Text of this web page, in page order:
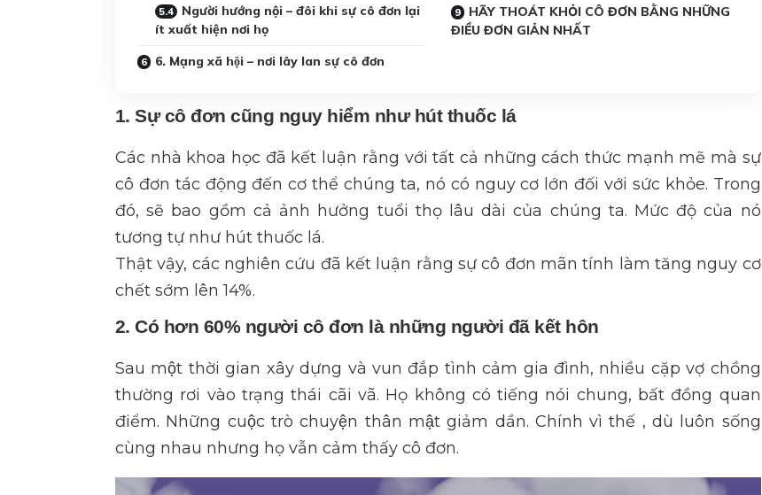
Người hướng nội – đôi khi sự cô đơn lại
ít xuất hiện nơi họ
6. Mạng xã hội – nơi lây lan sự cô đơn
HÃY THOÁT KHỎI CÔ ĐƠN BẰNG NHỮNG
ĐIỀU ĐƠN GIẢN NHẤT
1. Sự cô đơn cũng nguy hiểm như hút thuốc lá
Các nhà khoa học đã kết luận rằng với tất cả những cách thức mạnh mẽ mà sự
cô đơn tác động đến cơ thể chúng ta, nó có nguy cơ lớn đối với sức khỏe. Trong
đó, sẽ bao gồm cả ảnh hưởng tuổi thọ lâu dài của chúng ta. Mức độ của nó
tương tự như hút thuốc lá.
Thật vậy, các nghiên cứu đã kết luận rằng sự cô đơn mãn tính làm tăng nguy cơ
chết sớm lên 14%.
2. Có hơn 60% người cô đơn là những người đã kết hôn
Sau một thời gian xây dựng và vun đắp tình cảm gia đình, nhiều cặp vợ chồng
thường rơi vào trạng thái cãi vã. Họ không có tiếng nói chung, bất đồng quan
điểm. Những cuộc trò chuyện thân mật giảm dần. Chính vì thế , dù luôn sống
cùng nhau nhưng họ vẫn cảm thấy cô đơn.